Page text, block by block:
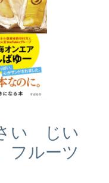
い じい
フルーツ